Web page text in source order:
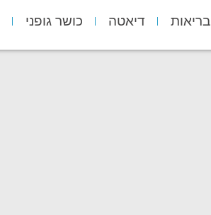
בריאות דיאטה כושר גופני